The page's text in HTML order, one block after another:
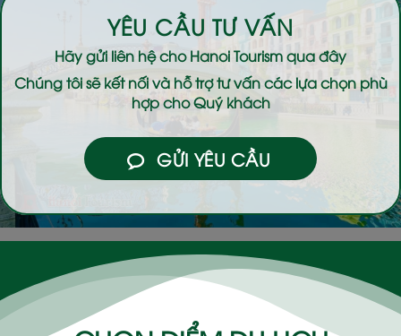
YÊU CẦU TƯ VẤN
Hãy gửi liên hệ choHanoi Tourismqua đây
Chúng tôi sẽ kết nối và hỗ trợ tư vấn các lựa chọn phù
hợp cho Quý khách
GỬI YÊU CẦU